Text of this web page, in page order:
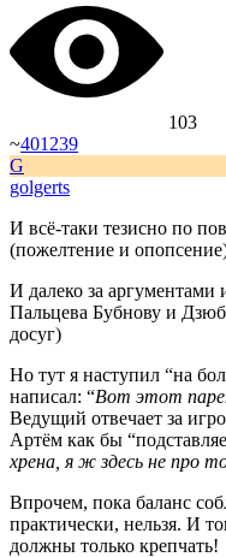
103
~401239
G
golgerts
И всё-таки тезисно по
(пожелтение и
И далеко за
Пальцева Бубнову и
досуг)
Но тут я наступил “на
написал: “Вот этот
Ведущий отвечает за
Артём как бы
хрена, я ж здесь не про
Впрочем, пока баланс
практически, нельзя. И
должны только крепчать!